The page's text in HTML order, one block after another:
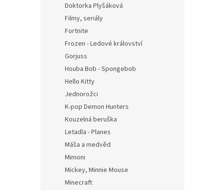
Doktorka Plyšáková
Filmy, seriály
Fortnite
Frozen - Ledové království
Gorjuss
Houba Bob - Spongebob
Hello Kitty
Jednorožci
K-pop Demon Hunters
Kouzelná beruška
Letadla - Planes
Máša a medvěd
Mimoni
Mickey, Minnie Mouse
Minecraft